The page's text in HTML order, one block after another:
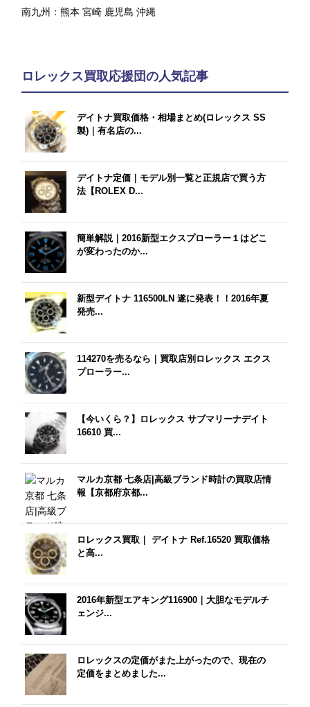
南九州：熊本 宮崎 鹿児島 沖縄
ロレックス買取応援団の人気記事
デイトナ買取価格・相場まとめ(ロレックス SS
製)｜有名店の...
デイトナ定価｜モデル別一覧と正規店で買う方
法【ROLEX D...
簡単解説｜2016新型エクスプローラー１はどこ
が変わったのか...
新型デイトナ 116500LN 遂に発表！！2016年夏
発売...
114270を売るなら｜買取店別ロレックス エクス
プローラー...
【今いくら？】ロレックス サブマリーナデイト
16610 買...
マルカ京都 七条店|高級ブランド時計の買取店情
報【京都府京都...
ロレックス買取｜ デイトナ Ref.16520 買取価格
と高...
2016年新型エアキング116900｜大胆なモデルチ
ェンジ...
ロレックスの定価がまた上がったので、現在の
定価をまとめました...